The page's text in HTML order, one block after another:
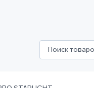
Поиск